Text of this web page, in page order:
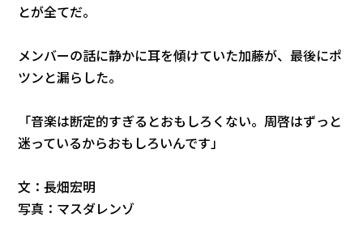
とが全てだ。
メンバーの話に静かに耳を傾けていた加藤が、最後にポ
ツンと漏らした。
「音楽は断定的すぎるとおもしろくない。周啓はずっと
迷っているからおもしろいんです」
文：長畑宏明
写真：マスダレンゾ